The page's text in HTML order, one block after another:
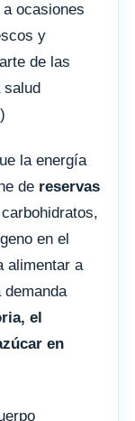
ocasiones
y
de las
la energía
de reservas
en el
alimentar a
demanda
el
en